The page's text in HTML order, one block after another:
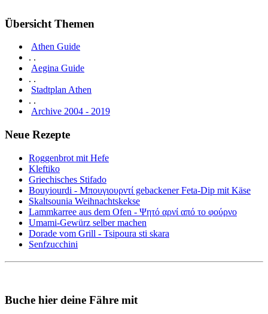
Übersicht Themen
Athen Guide
. .
Aegina Guide
. .
Stadtplan Athen
. .
Archive 2004 - 2019
Neue Rezepte
Roggenbrot mit Hefe
Kleftiko
Griechisches Stifado
Bouyiourdi - Μπουγιουρντί gebackener Feta-Dip mit Käse
Skaltsounia Weihnachtskekse
Lammkarree aus dem Ofen - Ψητό αρνί από το φούρνο
Umami-Gewürz selber machen
Dorade vom Grill - Tsipoura sti skara
Senfzucchini
Buche hier deine Fähre mit